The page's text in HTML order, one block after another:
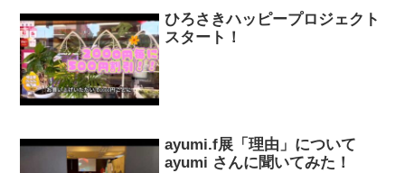
ひろさきハッピープロジェクト
スタート！
ayumi.f展「理由」について
ayumi さんに聞いてみた！